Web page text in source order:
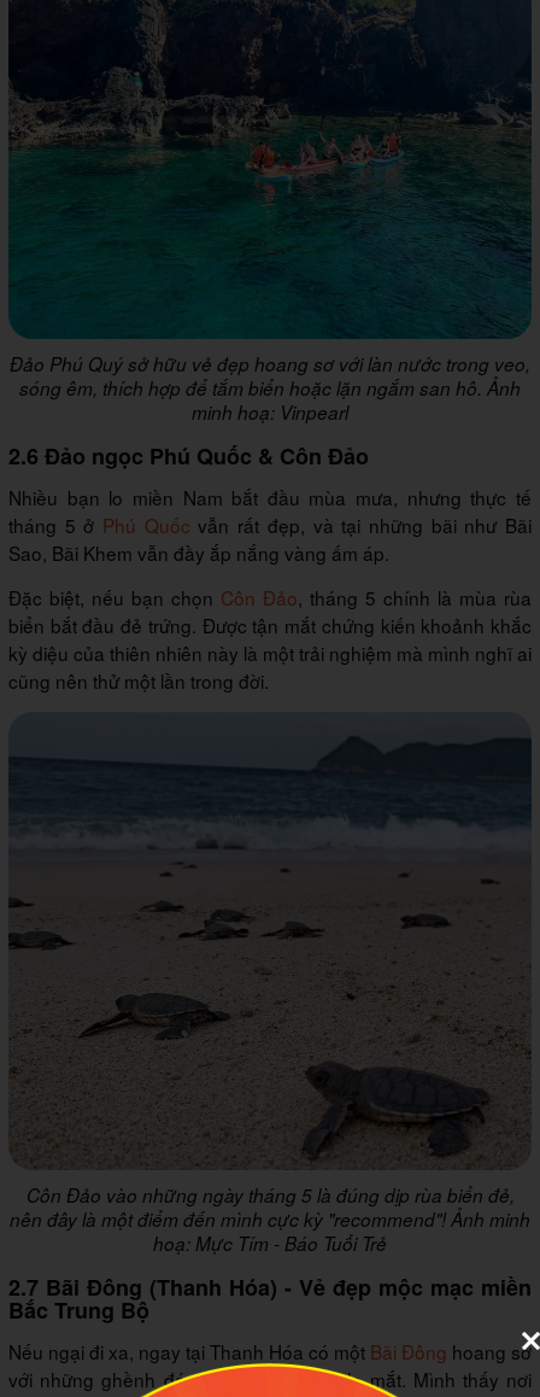
Đảo Phú Quý sở hữu vẻ đẹp hoang sơ với làn nước trong veo,
sóng êm, thích hợp để tắm biển hoặc lặn ngắm san hô. Ảnh
minh hoạ: Vinpearl
2.6 Đảo ngọc Phú Quốc & Côn Đảo
Nhiều bạn lo miền Nam bắt đầu mùa mưa, nhưng thực tế
tháng 5 ở Phú Quốc vẫn rất đẹp, và tại những bãi như Bãi
Sao, Bãi Khem vẫn đầy ắp nắng vàng ấm áp.
Đặc biệt, nếu bạn chọn Côn Đảo, tháng 5 chính là mùa rùa
biển bắt đầu đẻ trứng. Được tận mắt chứng kiến khoảnh khắc
kỳ diệu của thiên nhiên này là một trải nghiệm mà mình nghĩ ai
cũng nên thử một lần trong đời.
Côn Đảo vào những ngày tháng 5 là đúng dịp rùa biển đẻ,
nên đây là một điểm đến mình cực kỳ "recommend"! Ảnh minh
hoạ: Mực Tím - Báo Tuổi Trẻ
2.7 Bãi Đông (Thanh Hóa) - Vẻ đẹp mộc mạc miền
Bắc Trung Bộ
Nếu ngại đi xa, ngay tại Thanh Hóa có một Bãi Đông hoang sơ
với những ghềnh đá nhấp nhô cực kỳ lạ mắt. Mình thấy nơi